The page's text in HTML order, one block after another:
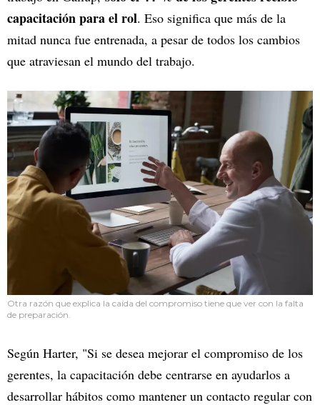
capacitación para el rol. Eso significa que más de la
mitad nunca fue entrenada, a pesar de todos los cambios
que atraviesan el mundo del trabajo.
Otra razón que explica la caída del compromiso tiene que ver con la falta
de preparación.
Según Harter, "Si se desea mejorar el compromiso de los
gerentes, la capacitación debe centrarse en ayudarlos a
desarrollar hábitos como mantener un contacto regular con